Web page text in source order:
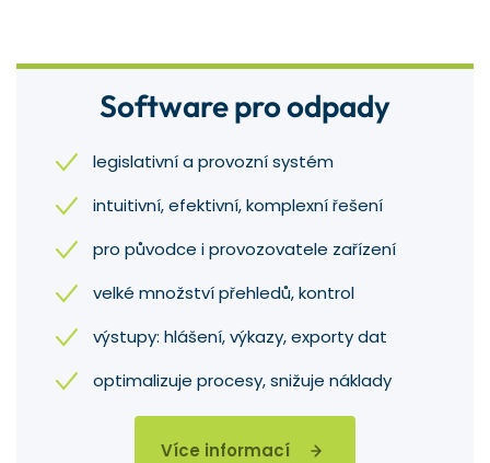
Software pro odpady
legislativní a provozní systém
intuitivní, efektivní, komplexní řešení
pro původce i provozovatele zařízení
velké množství přehledů, kontrol
výstupy: hlášení, výkazy, exporty dat
optimalizuje procesy, snižuje náklady
Více informací